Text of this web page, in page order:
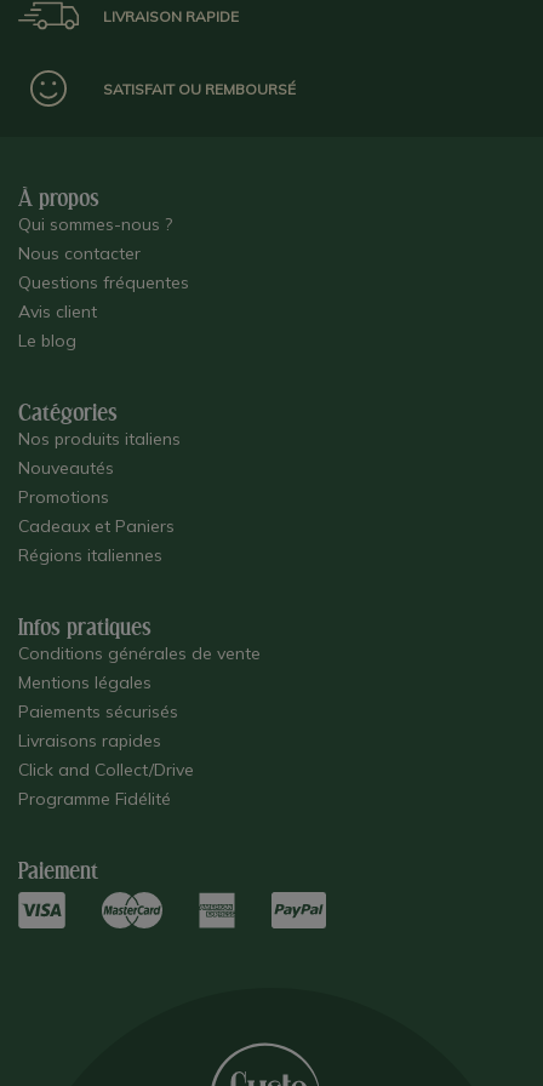
LIVRAISON RAPIDE
SATISFAIT OU REMBOURSÉ
À propos
Qui sommes-nous ?
Nous contacter
Questions fréquentes
Avis client
Le blog
Catégories
Nos produits italiens
Nouveautés
Promotions
Cadeaux et Paniers
Régions italiennes
Infos pratiques
Conditions générales de vente
Mentions légales
Paiements sécurisés
Livraisons rapides
Click and Collect/Drive
Programme Fidélité
Paiement